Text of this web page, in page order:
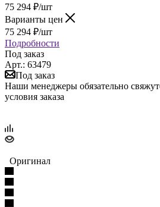
75 294 ₽/шт
Варианты цен
75 294 ₽/шт
Подробности
Под заказ
Арт.: 63479
Под заказ
Наши менеджеры обязательно
условия заказа
Оригинал